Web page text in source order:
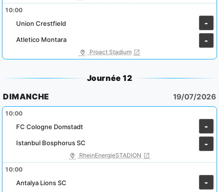
10:00
Union Crestfield
-
-
Atletico Montara
Proact Stadium
Journée 12
DIMANCHE
19/07/2026
10:00
FC Cologne Domstadt
-
-
Istanbul Bosphorus SC
RheinEnergieSTADION
10:00
Antalya Lions SC
-